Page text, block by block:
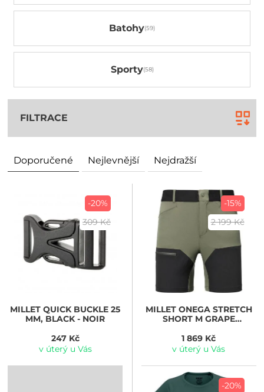
Batohy
Sporty
FILTRACE
Doporučené Nejlevnější Nejdražší
-20%
309 Kč
MILLET QUICK BUCKLE 25
MM, BLACK - NOIR
247 Kč
v úterý u Vás
-15%
2 199 Kč
MILLETONEGA STRETCH
SHORT M GRAPE
1 869 Kč
v úterý u Vás
-20%